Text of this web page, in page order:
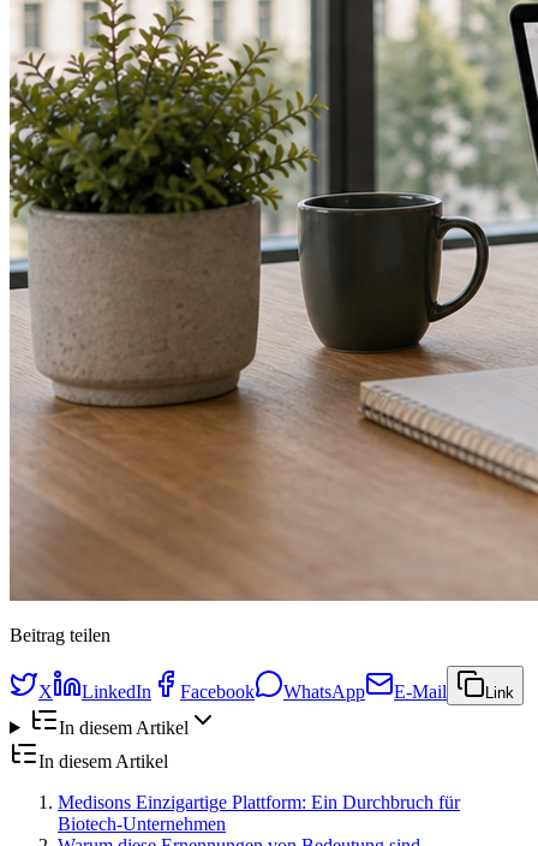
Beitrag teilen
X LinkedIn Facebook WhatsApp E-Mail Link
In diesem Artikel
In diesem Artikel
Medisons Einzigartige Plattform: Ein Durchbruch für
Biotech-Unternehmen